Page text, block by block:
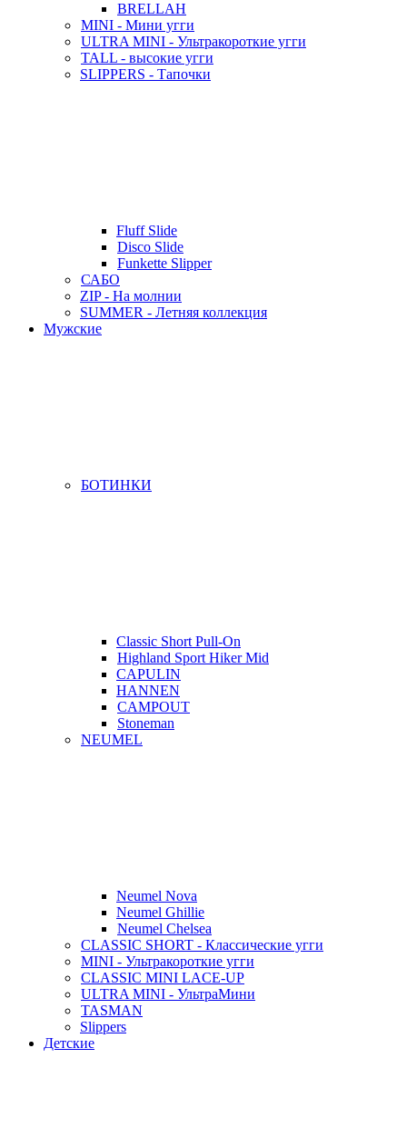
BRELLAH
MINI - Мини угги
ULTRA MINI - Ультракороткие угги
TALL - высокие угги
SLIPPERS - Тапочки
Fluff Slide
Disco Slide
Funkette Slipper
САБО
ZIP - На молнии
SUMMER - Летняя коллекция
Мужские
БОТИНКИ
Classic Short Pull-On
Highland Sport Hiker Mid
CAPULIN
HANNEN
CAMPOUT
Stoneman
NEUMEL
Neumel Nova
Neumel Ghillie
Neumel Chelsea
CLASSIC SHORT - Классические угги
MINI - Ультракороткие угги
CLASSIC MINI LACE-UP
ULTRA MINI - УльтраМини
TASMAN
Slippers
Детские